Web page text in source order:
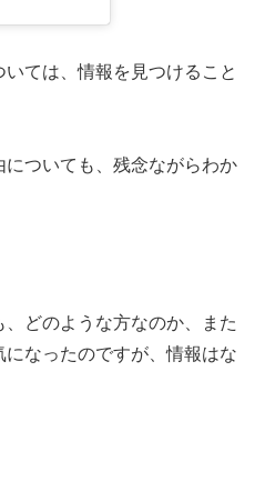
ては、情報を見つけること
ついても、残念ながらわか
どのような方なのか、また
なったのですが、情報はな